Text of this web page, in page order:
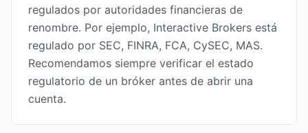
regulados por autoridades financieras de
renombre. Por ejemplo, Interactive Brokers está
regulado por SEC, FINRA, FCA, CySEC, MAS.
Recomendamos siempre verificar el estado
regulatorio de un bróker antes de abrir una
cuenta.